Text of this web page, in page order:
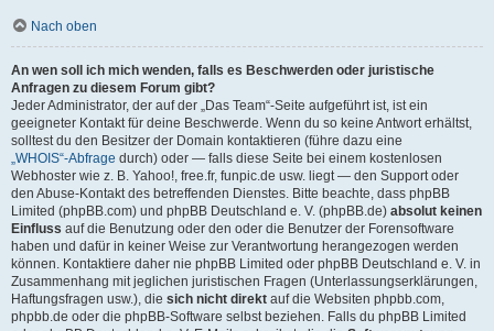
Nach oben
An wen soll ich mich wenden, falls es Beschwerden oder juristische
Anfragen zu diesem Forum gibt?
Jeder Administrator, der auf der „Das Team“-Seite aufgeführt ist, ist ein
geeigneter Kontakt für deine Beschwerde. Wenn du so keine Antwort erhältst,
solltest du den Besitzer der Domain kontaktieren (führe dazu eine
„WHOIS“-Abfrage durch) oder — falls diese Seite bei einem kostenlosen
Webhoster wie z. B. Yahoo!, free.fr, funpic.de usw. liegt — den Support oder
den Abuse-Kontakt des betreffenden Dienstes. Bitte beachte, dass phpBB
Limited (phpBB.com) und phpBB Deutschland e. V. (phpBB.de) absolut keinen
Einfluss auf die Benutzung oder den oder die Benutzer der Forensoftware
haben und dafür in keiner Weise zur Verantwortung herangezogen werden
können. Kontaktiere daher nie phpBB Limited oder phpBB Deutschland e. V. in
Zusammenhang mit jeglichen juristischen Fragen (Unterlassungserklärungen,
Haftungsfragen usw.), die sich nicht direkt auf die Websiten phpbb.com,
phpbb.de oder die phpBB-Software selbst beziehen. Falls du phpBB Limited